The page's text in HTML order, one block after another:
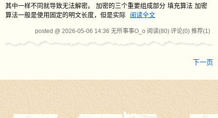
其中一样不同就导致无法解密。 加密的三个重要组成部分 填充算法 加密
算法一般是使用固定的明文长度，但是实际
阅读全文
posted @ 2026-05-06 14:36 无所事事O_o 阅读(80) 评论(0) 推荐(1)
下一页